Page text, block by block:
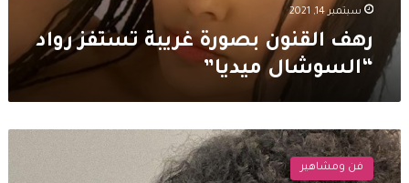
سبتمبر 14, 2021
رهف القنون بصورة غريبة تستفز رواد
“السوشال ميديا”
رهف
القنون
تستعرض
فن ومشاهير